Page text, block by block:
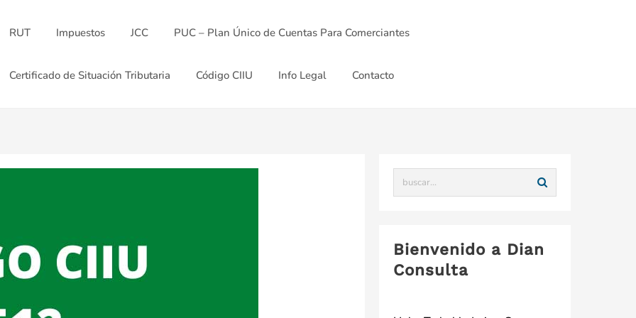
RUT Impuestos JCC PUC – Plan Único de Cuentas Para Comerciantes
Certificado de Situación Tributaria Código CIIU Info Legal Contacto
Bienvenido a Dian
Consulta